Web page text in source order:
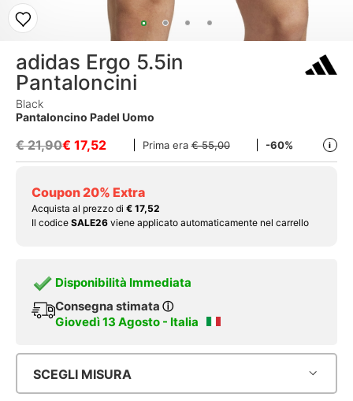
adidas Ergo 5.5in
Pantaloncini
Black
Pantaloncino Padel Uomo
€ 21,90€ 17,52 Prima era€ 55,00 -60% i
Coupon 20% Extra
Acquista al prezzo di € 17,52
Il codice SALE26 viene applicato automaticamente nel carrello
Disponibilità Immediata
Consegna stimata ⓘ
Giovedì 13 Agosto - Italia
SCEGLI MISURA